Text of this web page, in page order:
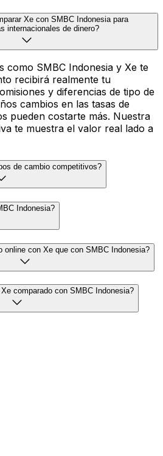
Xe con SMBC Indonesia para
internacionales de dinero?
como SMBC Indonesia y Xe te
recibirá realmente tu
y diferencias de tipo de
cambios en las tasas de
pueden costarte más. Nuestra
te muestra el valor real lado a
de cambio competitivos?
Indonesia?
online con Xe que con SMBC Indonesia?
comparado con SMBC Indonesia?